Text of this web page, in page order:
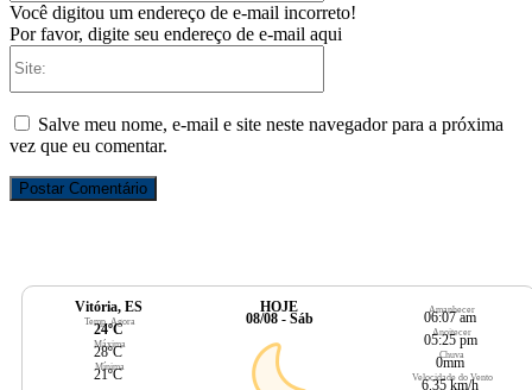
Você digitou um endereço de e-mail incorreto!
Por favor, digite seu endereço de e-mail aqui
Salve meu nome, e-mail e site neste navegador para a próxima
vez que eu comentar.
Vitória, ES
Temp. Agora
24ºC
Máxima
28ºC
Mínima
21ºC
HOJE
08/08 - Sáb
Amanhecer
06:07 am
Anoitecer
05:25 pm
Chuva
0mm
Velocidade do Vento
6.35 km/h